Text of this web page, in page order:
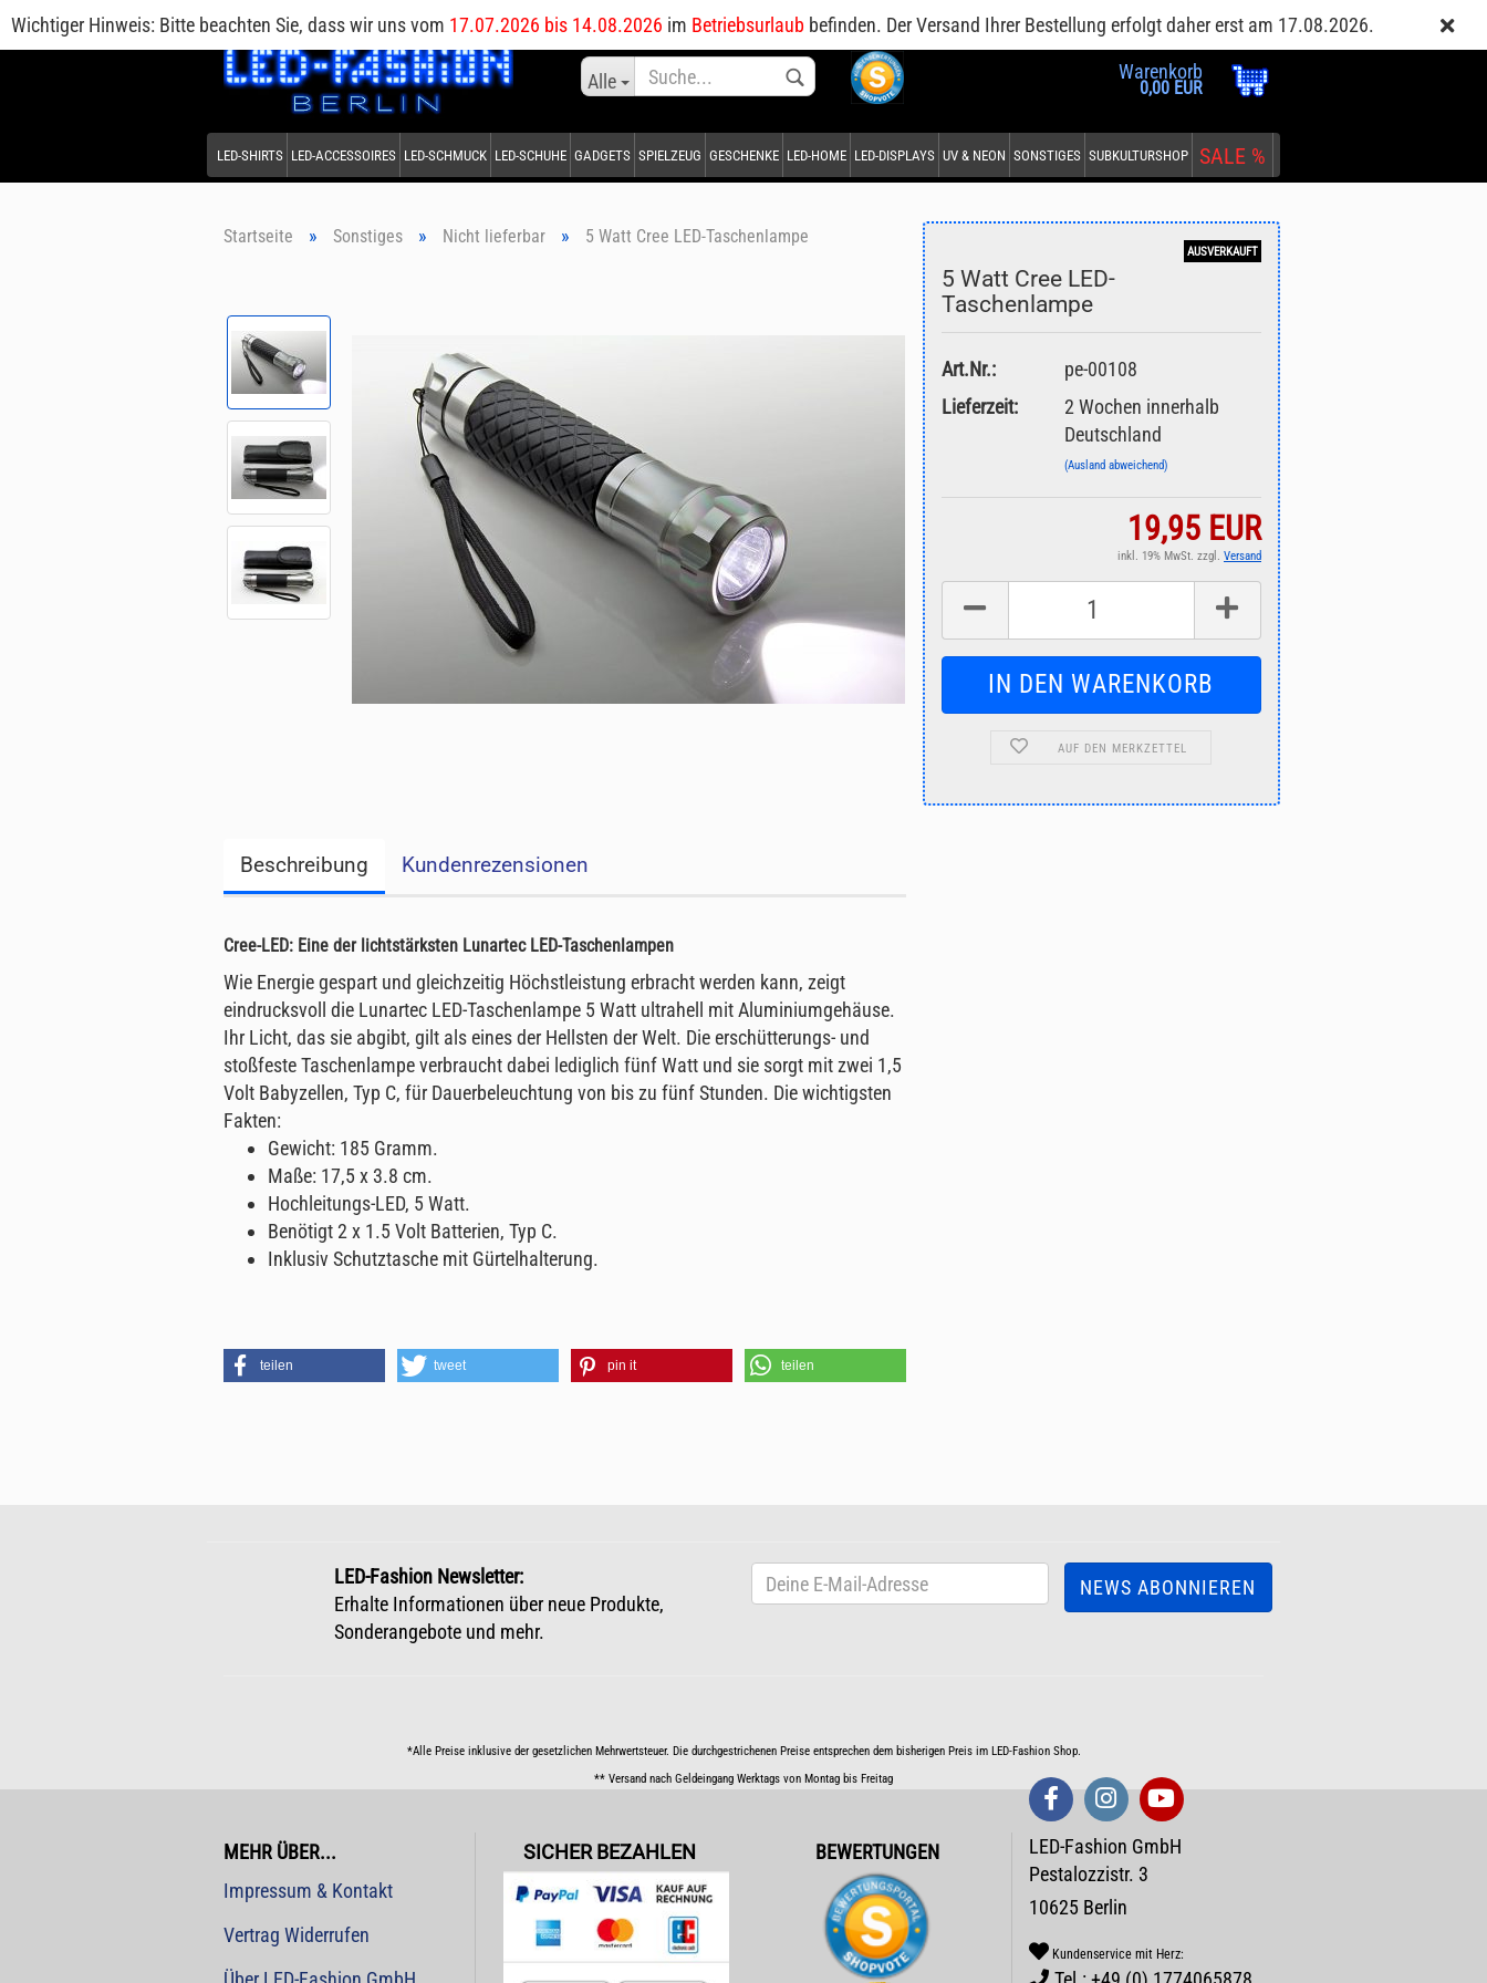
DE
Sprache auswählen
Lieferland
Kundenlogin
Passwort vergessen?
Merkzettel
Alle Warenkorb
0,00 EUR
Wichtiger Hinweis: Bitte beachten Sie, dass wir uns vom 17.07.2026 bis 14.08.2026 im Betriebsurlaub befinden. Der Versand Ihrer Bestellung erfolgt daher erst am 17.08.2026.
LED-SHIRTS LED-ACCESSOIRES LED-SCHMUCK LED-SCHUHE GADGETS SPIELZEUG GESCHENKE LED-HOME LED-DISPLAYS UV & NEON SONSTIGES SUBKULTURSHOP SALE %
Startseite » Sonstiges » Nicht lieferbar » 5 Watt Cree LED-Taschenlampe
AUSVERKAUFT
5 Watt Cree LED-
Taschenlampe
Art.Nr.:
pe-00108
Lieferzeit:
2 Wochen innerhalb
Deutschland
(Ausland abweichend)
19,95 EUR
inkl. 19% MwSt. zzgl. Versand
AUF DEN MERKZETTEL
Beschreibung Kundenrezensionen
Cree-LED: Eine der lichtstärksten LunartecLED-Taschenlampen
Wie Energie gespart und gleichzeitig Höchstleistung erbracht werden kann, zeigt
eindrucksvoll die Lunartec LED-Taschenlampe 5 Watt ultrahell mit Aluminiumgehäuse.
Ihr Licht, das sie abgibt, gilt als eines der Hellsten der Welt. Die erschütterungs- und
stoßfeste Taschenlampe verbraucht dabei lediglich fünf Watt und sie sorgt mit zwei 1,5
Volt Babyzellen, Typ C, für Dauerbeleuchtung von bis zu fünf Stunden. Die wichtigsten
Fakten:
Gewicht: 185 Gramm.
Maße: 17,5 x 3.8 cm.
Hochleitungs-LED, 5 Watt.
Benötigt 2 x 1.5 Volt Batterien, Typ C.
Inklusiv Schutztasche mit Gürtelhalterung.
teilen tweet pin it teilen
LED-Fashion Newsletter:
Erhalte Informationen über neue Produkte,
Sonderangebote und mehr.
*Alle Preise inklusive der gesetzlichen Mehrwertsteuer. Die durchgestrichenen Preise entsprechen dem bisherigen Preis im LED-Fashion Shop.
** Versand nach Geldeingang Werktags von Montag bis Freitag
MEHR ÜBER...
Impressum & Kontakt
Vertrag Widerrufen
SICHER BEZAHLEN BEWERTUNGEN
LED-Fashion GmbH
Pestalozzistr. 3
10625 Berlin
Kundenservice mit Herz: